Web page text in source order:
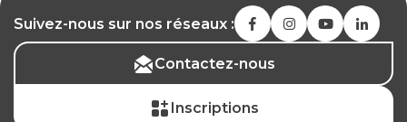
Suivez-nous sur nos réseaux :
Contactez-nous
Inscriptions